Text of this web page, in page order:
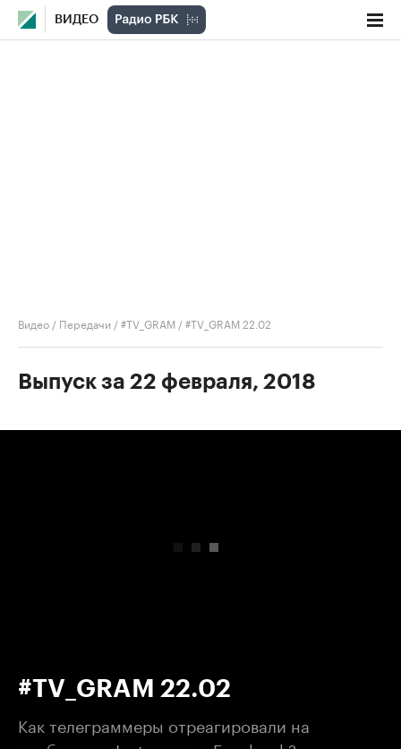
ВИДЕО
Видео / Передачи /#TV_GRAM /#TV_GRAM 22.02
Выпуск за 22 февраля, 2018
#TV_GRAM 22.02
Как телеграммеры отреагировали на